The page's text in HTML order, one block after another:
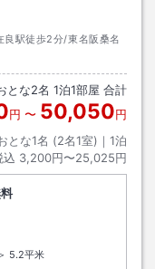
良駅徒歩2分/東名阪桑名
とな2名 1泊1部屋 合計
円 〜 50,050円
とな1名 (2名1室)｜ 1泊
込 3,200円〜25,025円
5.2平米